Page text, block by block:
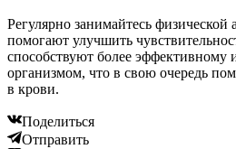
Регулярно занимайтесь
помогают улучшить
способствуют более эффективному
организмом, что в свою очередь
в крови.
Поделиться
Отправить